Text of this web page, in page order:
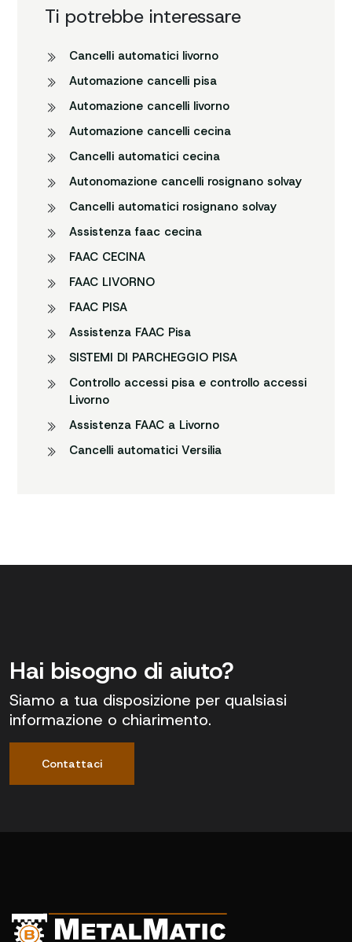
Ti potrebbe interessare
CancelIi automatici livorno
Automazione cancelli pisa
Automazione cancelli livorno
Automazione cancelli cecina
CancelIi automatici cecina
Autonomazione cancelli rosignano solvay
CancelIi automatici rosignano solvay
Assistenza faac cecina
FAAC CECINA
FAAC LIVORNO
FAAC PISA
Assistenza FAAC Pisa
SISTEMI DI PARCHEGGIO PISA
Controllo accessi pisa e controllo accessi
Livorno
Assistenza FAAC a Livorno
Cancelli automatici Versilia
Hai bisogno di aiuto?
Siamo a tua disposizione per qualsiasi
informazione o chiarimento.
Contattaci